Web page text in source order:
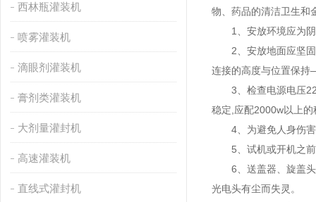
西林瓶灌装机
喷雾灌装机
滴眼剂灌装机
膏剂类灌装机
大剂量灌封机
高速灌装机
直线式灌封机
物、药品的清洁卫生和
1、安放环境应为阴
2、安放地面应坚固
连接的高度与位置保
3、检查电源电压
稳定,应配2000w以上的
4、为避免人身伤害
5、试机或开机之前
6、送盖器、旋盖头
光电头有尘而失灵。